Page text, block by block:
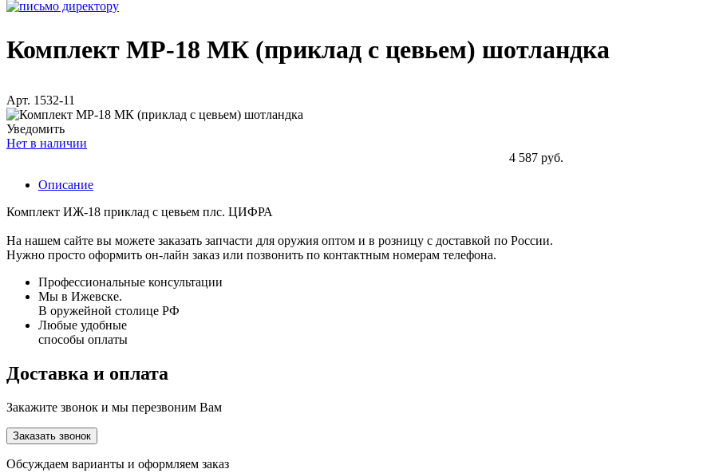
Комплект МР-18 МК (приклад с цевьем) шотландка
Арт. 1532-11
Уведомить
Нет в наличии
4 587 руб.
Описание
Комплект ИЖ-18 приклад с цевьем плс. ЦИФРА
На нашем сайте вы можете заказать запчасти для оружия оптом и в розницу с доставкой по России.
Нужно просто оформить он-лайн заказ или позвонить по контактным номерам телефона.
Профессиональные консультации
Мы в Ижевске.
В оружейной столице РФ
Любые удобные
способы оплаты
Доставка и оплата
Закажите звонок и мы перезвоним Вам
Заказать звонок
Обсуждаем варианты и оформляем заказ